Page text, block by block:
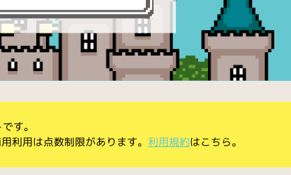
す。
利用は点数制限があります。 利用規約はこちら。